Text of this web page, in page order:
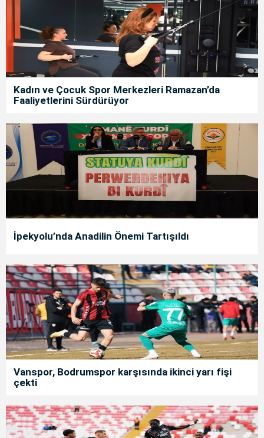
Kadın ve Çocuk Spor Merkezleri Ramazan’da
Faaliyetlerini Sürdürüyor
İpekyolu’nda Anadilin Önemi Tartışıldı
Vanspor, Bodrumspor karşısında ikinci yarı fişi
çekti